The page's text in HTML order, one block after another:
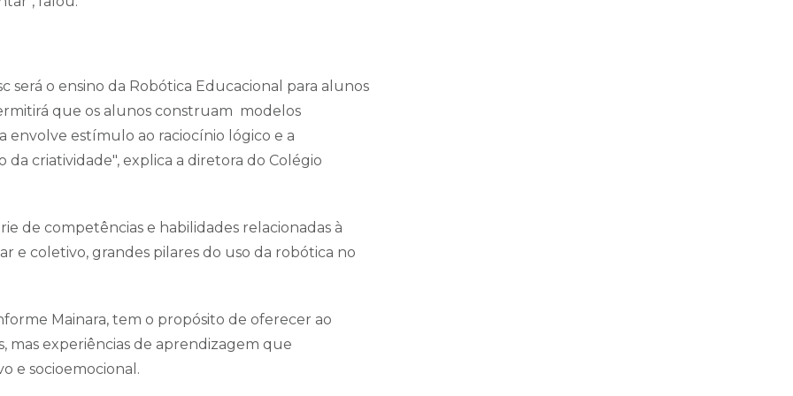
será o ensino da Robótica Educacional para alunos
que os alunos construam modelos
envolve estímulo ao raciocínio lógico e a
criatividade", explica a diretora do Colégio
de competências e habilidades relacionadas à
e coletivo, grandes pilares do uso da robótica no
Mainara, tem o propósito de oferecer ao
mas experiências de aprendizagem que
e socioemocional.